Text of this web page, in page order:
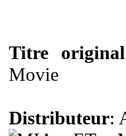
Titre original
Movie
Distributeur: